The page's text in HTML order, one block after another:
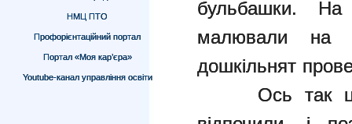
НМЦ ПТО
Профорієнтаційний портал
Портал «Моя кар’єра»
Youtube-канал управління освіти
бульбашки.
малювали на
дошкільнят
Ось так